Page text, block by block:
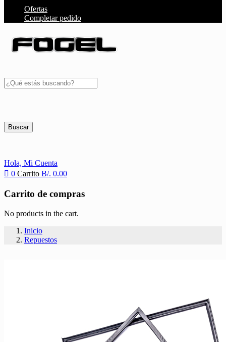
Ofertas
Completar pedido
Buscar
Hola, Mi Cuenta
0 Carrito B/. 0.00
Carrito de compras
No products in the cart.
Inicio
Repuestos